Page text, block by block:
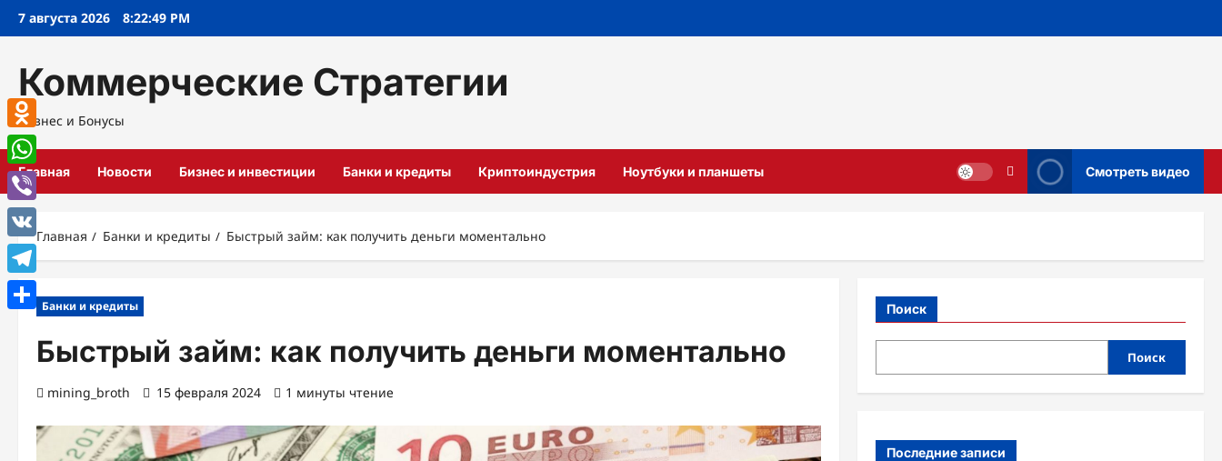
Перейти
7 августа 2026 8:22:51 PM
Коммерческие Стратегии
Бизнес и Бонусы
Главная Новости Бизнес и инвестиции Банки и кредиты Криптоиндустрия Ноутбуки и планшеты Смотреть видео
Главная Банки и кредиты Быстрый займ: как получить деньги моментально
Банки и кредиты
Быстрый займ: как получить деньги моментально
mining_broth 15 февраля 2024 1 минуты чтение
Поиск
Поиск
Последние записи
Odnoklassniki
WhatsApp
Viber
VK
Telegram